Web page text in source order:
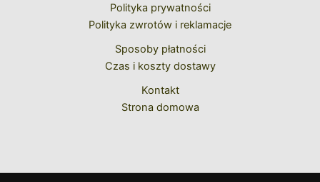
Polityka prywatności
Polityka zwrotów i reklamacje
Sposoby płatności
Czas i koszty dostawy
Kontakt
Strona domowa